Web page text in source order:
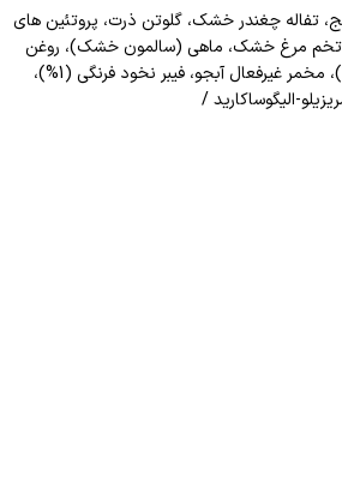
تفاله چغندر خشک، گلوتن ذرت، پروتئین های
تخم مرغ خشک، ماهی (سالمون خشک)، روغن
ماهی (روغن ماهی قزل آلا 1%)، مخمر غیرفعال آبجو، فیبر نخود فرنگی (1%)،
الیگوساکارید /